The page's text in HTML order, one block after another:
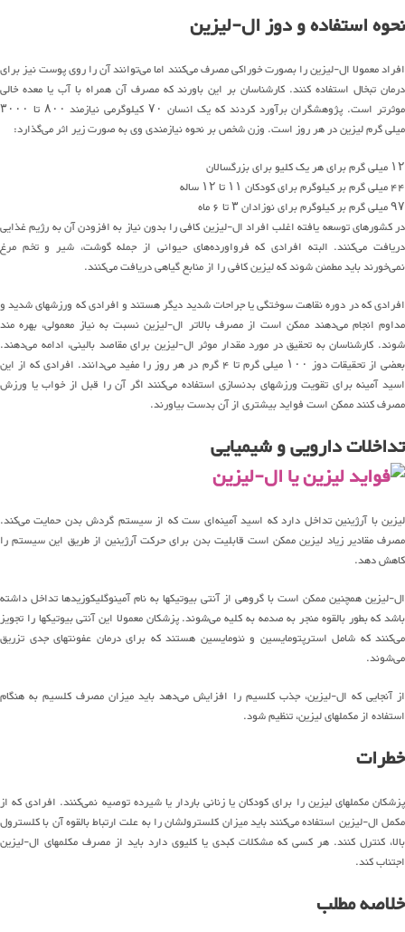
نحوه استفاده و دوز ال-لیزین
افراد معمولا ال-لیزین را بصورت خوراکی مصرف می‌کنند اما می‌توانند آن را روی پوست نیز برای
درمان تبخال استفاده کنند. کارشناسان بر این باورند که مصرف آن همراه با آب یا معده خالی
موثرتر است. پژوهشگران برآورد کردند که یک انسان ۷۰ کیلوگرمی نیازمند ۸۰۰ تا ۳۰۰۰
میلی گرم لیزین در هر روز است. وزن شخص بر نحوه نیازمندی وی به صورت زیر اثر می‌گذارد:
۱۲ میلی گرم برای هر یک کلیو برای بزرگسالان
۴۴ میلی گرم بر کیلوگرم برای کودکان ۱۱ تا ۱۲ ساله
۹۷ میلی گرم بر کیلوگرم برای نوزادان ۳ تا ۶ ماه
در کشورهای توسعه یافته اغلب افراد ال-لیزین کافی را بدون نیاز به افزودن آن به رژیم غذایی
دریافت می‌کنند. البته افرادی که فرواورده‌های حیوانی از جمله گوشت، شیر و تخم مرغ
نمی‌خورند باید مطمئن شوند که لیزین کافی را از منابع گیاهی دریافت می‌کنند.
افرادی که در دوره نقاهت سوختگی یا جراحات شدید دیگر هستند و افرادی که ورزشهای شدید و
مداوم انجام می‌دهند ممکن است از مصرف بالاتر ال-لیزین نسبت به نیاز معمولی، بهره مند
شوند. کارشناسان به تحقیق در مورد مقدار موثر ال-لیزین برای مقاصد بالینی، ادامه می‌دهند.
بعضی از تحقیقات دوز ۱۰۰ میلی گرم تا ۴ گرم در هر روز را مفید می‌دانند. افرادی که از این
اسید آمینه برای تقویت ورزشهای بدنسازی استفاده می‌کنند اگر آن را قبل از خواب یا ورزش
مصرف کنند ممکن است فواید بیشتری از آن بدست بیاورند.
تداخلات دارویی و شیمیایی
لیزین با آرژینین تداخل دارد که اسید آمینه‌ای ست که از سیستم گردش بدن حمایت می‌کند.
مصرف مقادیر زیاد لیزین ممکن است قابلیت بدن برای حرکت آرژینین از طریق این سیستم را
کاهش دهد.
ال-لیزین همچنین ممکن است با گروهی از آنتی بیوتیکها به نام آمینوگلیکوزیدها تداخل داشته
باشد که بطور بالقوه منجر به صدمه به کلیه می‌شوند. پزشکان معمولا این آنتی بیوتیکها را تجویز
می‌کنند که شامل استرپتومایسین و نئومایسین هستند که برای درمان عفونتهای جدی تزریق
می‌شوند.
از آنجایی که ال-لیزین، جذب کلسیم را افزایش می‌دهد باید میزان مصرف کلسیم به هنگام
استفاده از مکملهای لیزین، تنظیم شود.
خطرات
پزشکان مکملهای لیزین را برای کودکان یا زنانی باردار یا شیرده توصیه نمی‌کنند. افرادی که از
مکمل ال-لیزین استفاده می‌کنند باید میزان کلسترولشان را به علت ارتباط بالقوه آن با کلسترول
بالا، کنترل کنند. هر کسی که مشکلات کبدی یا کلیوی دارد باید از مصرف مکلمهای ال-لیزین
اجتناب کند.
خلاصه مطلب